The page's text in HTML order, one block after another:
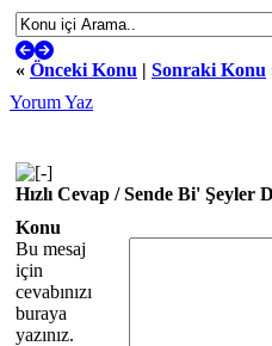
« Önceki Konu | Sonraki Konu
Yorum Yaz
Hızlı Cevap / Sende Bi' Şeyler
Konu
Bu mesaj
için
cevabınızı
buraya
yazınız.